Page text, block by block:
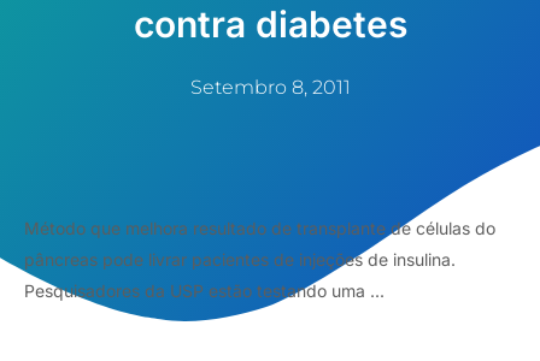
contra diabetes
Setembro 8, 2011
Método que melhora resultado de transplante de células do
pâncreas pode livrar pacientes de injeções de insulina.
Pesquisadores da USP estão testando uma ...